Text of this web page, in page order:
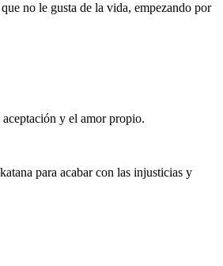
no le gusta de la vida, empezando por
y el amor propio.
para acabar con las injusticias y